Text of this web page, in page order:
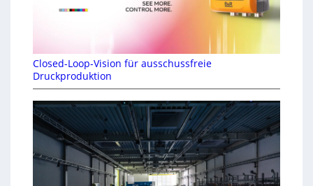
Closed-Loop-Vision für ausschussfreie
Druckproduktion